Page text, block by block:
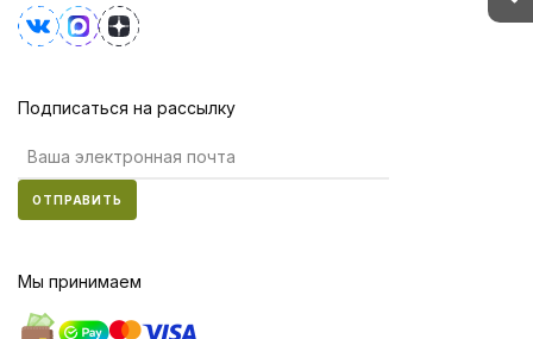
Подписаться на рассылку
ОТПРАВИТЬ
Мы принимаем